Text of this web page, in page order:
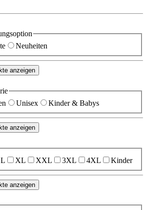
Neuheiten
anzeigen
Unisex Kinder & Babys
anzeigen
L XL XXL 3XL 4XL Kinder
anzeigen